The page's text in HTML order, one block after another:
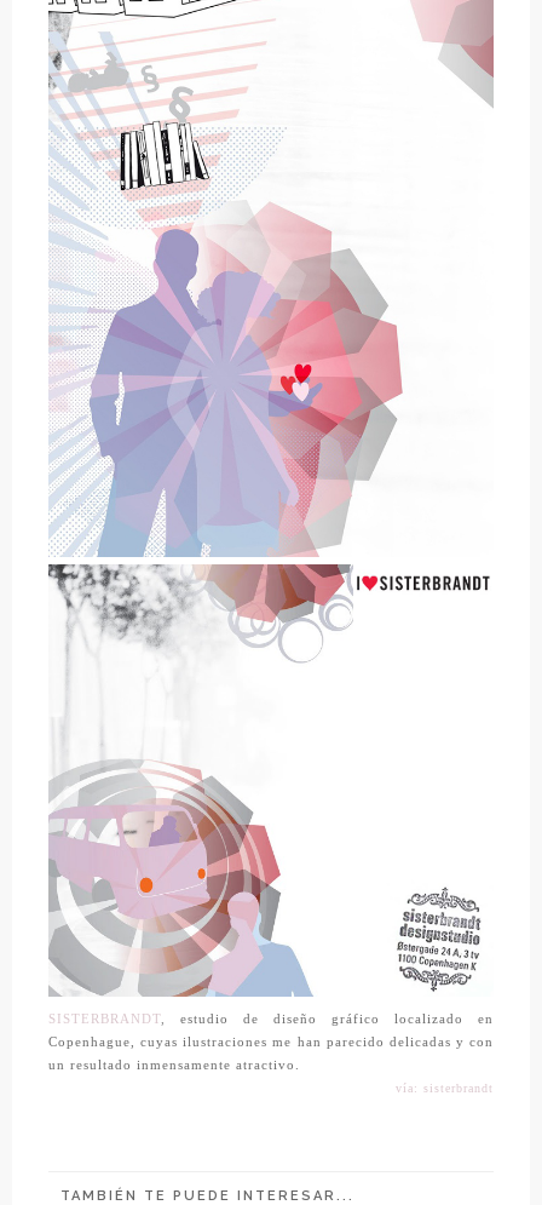
SISTERBRANDT
estudio de diseño gráfico localizado en
Copenhague, cuyas ilustraciones me han parecido delicadas y con
un resultado inmensamente atractivo.
vía: sisterbrandt
TAMBIÉN TE PUEDE INTERESAR...